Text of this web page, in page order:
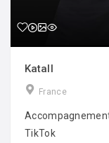
Katall
France
TikTok